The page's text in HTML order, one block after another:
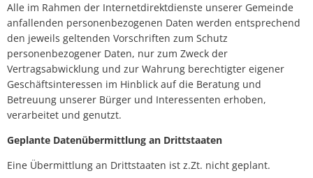
Alle im Rahmen der Internetdirektdienste unserer Gemeinde
anfallenden personenbezogenen Daten werden entsprechend
den jeweils geltenden Vorschriften zum Schutz
personenbezogener Daten, nur zum Zweck der
Vertragsabwicklung und zur Wahrung berechtigter eigener
Geschäftsinteressen im Hinblick auf die Beratung und
Betreuung unserer Bürger und Interessenten erhoben,
verarbeitet und genutzt.
Geplante Datenübermittlung an Drittstaaten
Eine Übermittlung an Drittstaaten ist z.Zt. nicht geplant.